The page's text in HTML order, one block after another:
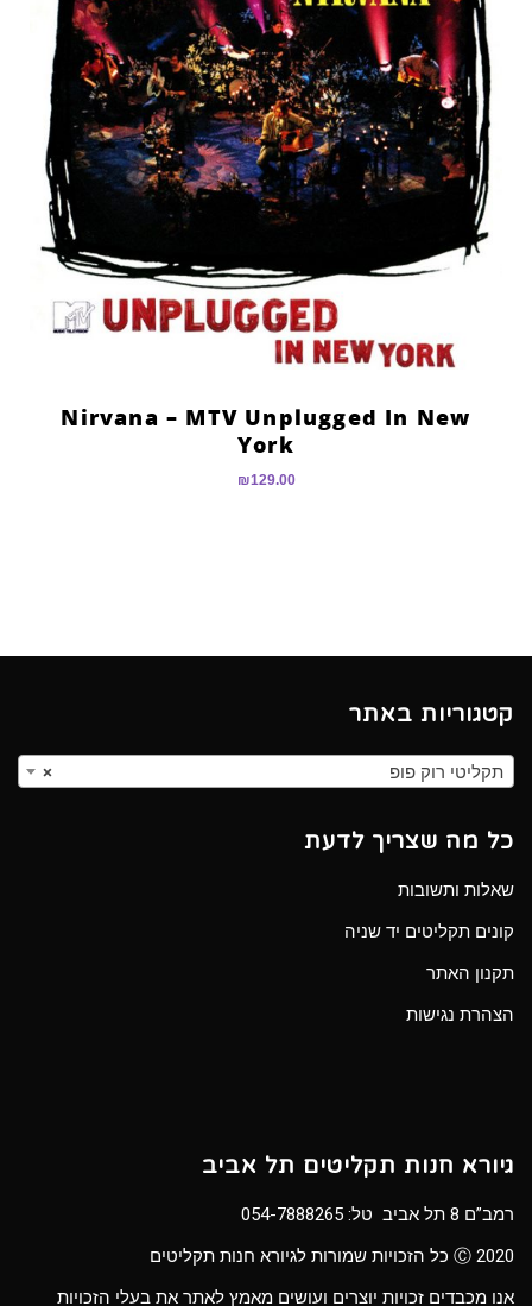
Nirvana – MTV Unplugged In New
York
₪129.00
קטגוריות באתר
× תקליטי רוק פופ
כל מה שצריך לדעת
שאלות ותשובות
קונים תקליטים יד שניה
תקנון האתר
הצהרת נגישות
גיורא חנות תקליטים תל אביב
רמב”ם 8 תל אביב טל:
054-7888265
Ⓒ 2020 כל הזכויות שמורות לגיורא חנות תקליטים
אנו מכבדים זכויות יוצרים ועושים מאמץ לאתר את בעלי הזכויות